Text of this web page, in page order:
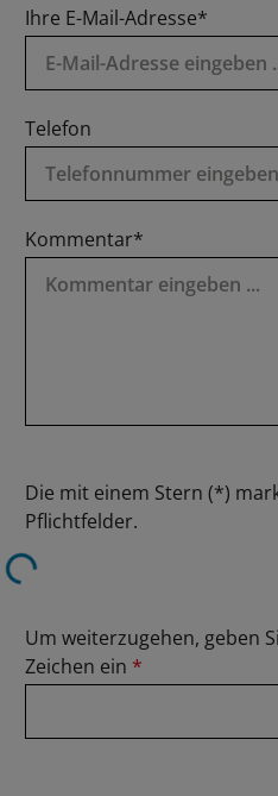
Ihre E-Mail-Adresse*
Telefon
Kommentar*
Die mit einem Stern (*)
Pflichtfelder.
Loading...
Um weiterzugehen, geben
Zeichen ein *